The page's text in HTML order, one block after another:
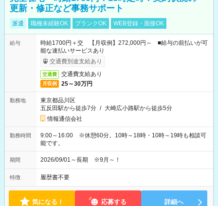
更新・修正など事務サポート
派遣 職種未経験OK ブランクOK WEB登録・面接OK
給与
時給1700円＋交 【月収例】272,000円～ ■給与の前払いが可
能な速払いサービスあり
交通費別途支給あり
交通費 交通費支給あり
月収例 25～30万円
勤務地
東京都品川区
五反田駅から徒歩7分 / 大崎広小路駅から徒歩5分
情報通信会社
勤務時間
9:00～16:00 ※休憩60分。10時～18時・10時～19時も相談可
能です。
期間 2026/09/01～長期 ※9月～！
特徴 履歴書不要
気になる！ 応募する 詳細へ